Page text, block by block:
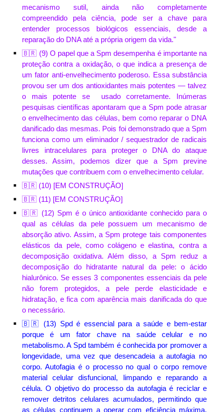
mecanismo sutil, ainda não completamente
compreendido pela ciência, pode ser a chave para
entender processos biológicos essenciais, desde a
reparação do DNA até a própria origem da vida."
🇧🇷 (9) O papel que a Spm desempenha é importante na
proteção contra a oxidação, o que indica a presença de
um fator anti-envelhecimento poderoso. Essa substância
provou ser um dos antioxidantes mais potentes — talvez
o mais potente se usadocorretamente.
Inúmeras
pesquisas científicas apontaram quea Spm pode atrasar
o envelhecimento das células, bem como reparar o DNA
danificadodas mesmas. Pois foi demonstrado que a Spm
funciona como um eliminador / sequestrador de radicais
livres intracelulares para proteger o DNA do ataque
desses. Assim, podemos dizer que a Spm previne
mutações que contribuem com o envelhecimento celular.
🇧🇷 (10) [EM CONSTRUÇÃO]
🇧🇷 (11) [EM CONSTRUÇÃO]
🇧🇷 (12) Spm é o único antioxidante conhecido para o
qual as células da pele possuem um mecanismo de
absorção ativo. Assim, a Spm protege tais componentes
elásticos da pele, como colágeno e elastina, contra a
decomposição oxidativa. Além disso, a Spm reduz a
decomposição do hidratante natural da pele: o ácido
hialurônico. Se esses 3 componentes essenciais da pele
não forem protegidos, a pele perde elasticidade e
hidratação, e fica com aparência mais danificada do que
o necessário.
🇧🇷 (13) Spd é essencial para a saúde e bem-estar
porque é um fator chave na saúde celular e no
metabolismo. A Spd também é conhecida por promover a
longevidade, uma vez que desencadeia a autofagia no
corpo. Autofagia é o processo no qual o corpo remove
material celular disfuncional, limpando e reparando a
célula. O objetivo do processo da autofagia é reciclar e
remover detritos celulares acumulados, permitindo que
as células continuem a operar com eficiência máxima.